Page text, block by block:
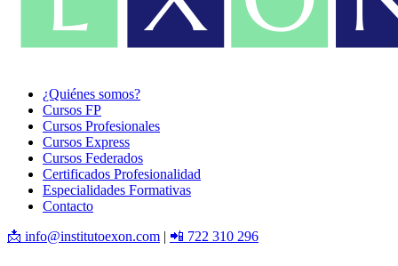
¿Quiénes somos?
Cursos FP
Cursos Profesionales
Cursos Express
Cursos Federados
Certificados Profesionalidad
Especialidades Formativas
Contacto
📩 info@institutoexon.com | 📲 722 310 296